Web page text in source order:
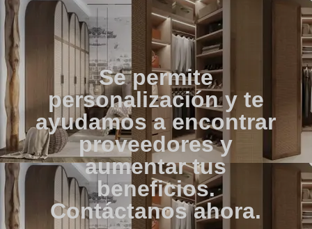
Se permite
personalización y te
ayudamos a encontrar
proveedores y
aumentar tus
beneficios.
Contáctanos ahora.